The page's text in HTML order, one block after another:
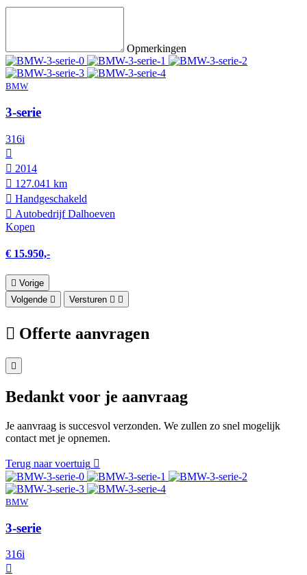
Opmerkingen
BMW
3-serie
316i
2014
127.041 km
Hand­geschakeld
Autobedrijf Dalhoeven
Kopen
€ 15.950,-
Vorige
Volgende
Versturen
Offerte aanvragen
Bedankt voor je aanvraag
Je aanvraag is succesvol verzonden. We zullen zo snel mogelijk
contact met je opnemen.
Terug naar voertuig
BMW
3-serie
316i